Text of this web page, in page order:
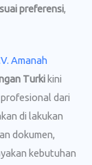
preferensi,
Amanah
Turki kini
dari
di lakukan
dokumen,
kebutuhan